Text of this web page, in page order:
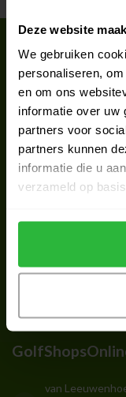
Deze website
We gebruiken
personaliseren,
en om ons
informatie over uw
partners voor
partners kunnen
informatie die u
verzameld op
Meer
Als je vragen hebt
zeker onze
bedrijfsgegevens,
Schrijf je in
Blijf op de hoogte van
van